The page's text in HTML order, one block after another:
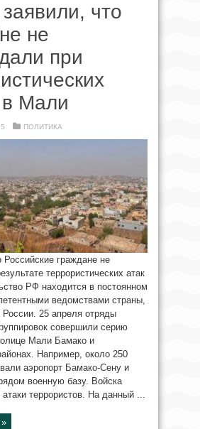
что
не
при
в Мали
ПОЛИТИКА
граждане не
террористических атак
РФ находится в постоянном
ведомствами страны,
25 апреля отряды
совершили серию
Мали Бамако и
Например, около 250
аэропорт Бамако-Сену и
военную базу. Войска
террористов. На данный ...